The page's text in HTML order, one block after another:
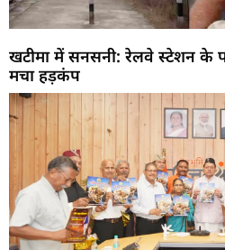
खटीमा में सनसनी: रेलवे स्टेशन के
मचा हड़कंप